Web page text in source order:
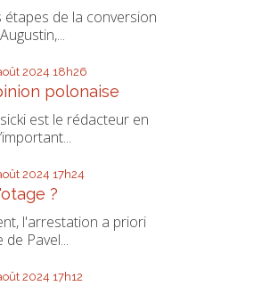
étapes de la conversion
2024 18h26
polonaise
est le rédacteur en
2024 17h24
?
l'arrestation a priori
de Pavel...
2024 17h12